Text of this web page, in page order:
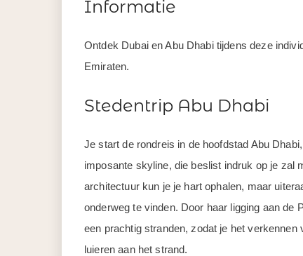
Informatie
Ontdek Dubai en Abu Dhabi tijdens deze
Emiraten.
Stedentrip Abu Dhabi
Je start de rondreis in de hoofdstad Abu
imposante skyline, die beslist indruk op je zal
architectuur kun je je hart ophalen, maar
onderweg te vinden. Door haar ligging aan
een prachtig stranden, zodat je het
luieren aan het strand.